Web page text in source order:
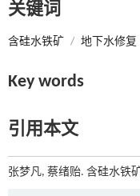
关键词
含硅水铁矿 / 地下水修复
Key words
引用本文
张梦凡, 蔡绪贻. 含硅水铁